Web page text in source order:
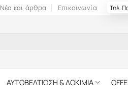
Νέα και άρθρα Επικοινωνία Τηλ.
ΑΥΤΟΒΕΛΤΙΩΣΗ & ΔΟΚΙΜΙΑ